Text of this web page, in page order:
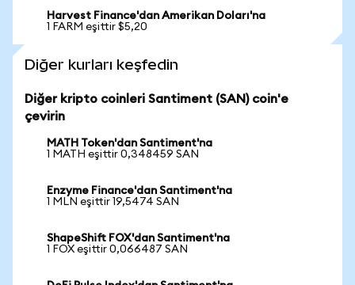
Harvest Finance'dan Amerikan Doları'na
1 FARM eşittir $5,20
Diğer kurları keşfedin
Diğer kripto coinleri Santiment (SAN) coin'e
çevirin
MATH Token'dan Santiment'na
1 MATH eşittir 0,348459 SAN
Enzyme Finance'dan Santiment'na
1 MLN eşittir 19,5474 SAN
ShapeShift FOX'dan Santiment'na
1 FOX eşittir 0,066487 SAN